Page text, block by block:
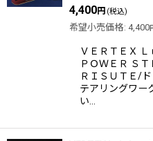
4,400円 (税込)
希望小売価格: 4,400
ＶＥＲＴＥＸ
ＰＯＷＥＲ Ｓ
ＲＩＳＵＴＥ/
テアリングワー
い…